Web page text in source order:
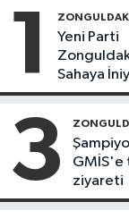
1 ZONGULDAK
Yeni Parti
Sahaya
İlçede
Başladı
3
GMİS'e
ziyareti